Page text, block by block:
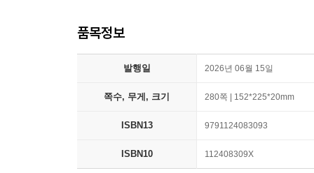
품목정보
발행일 2026년 06월 15일
쪽수, 무게, 크기 280쪽 | 152*225*20mm
ISBN13 9791124083093
ISBN10 112408309X